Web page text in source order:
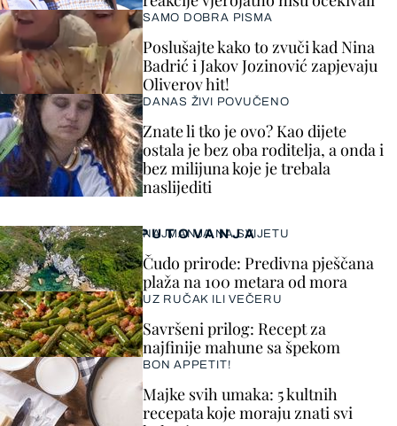
SAMO DOBRA PISMA
Poslušajte kako to zvuči kad Nina
Badrić i Jakov Jozinović zapjevaju
Oliverov hit!
DANAS ŽIVI POVUČENO
Znate li tko je ovo? Kao dijete
ostala je bez oba roditelja, a onda i
bez milijuna koje je trebala
naslijediti
PUTOVANJA
NAJMANJA NA SVIJETU
Čudo prirode: Predivna pješčana
plaža na 100 metara od mora
UZ RUČAK ILI VEČERU
Savršeni prilog: Recept za
najfinije mahune sa špekom
BON APPETIT!
Majke svih umaka: 5 kultnih
recepata koje moraju znati svi